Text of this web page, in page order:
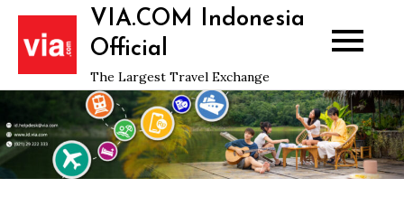
Skip
content
VIA.COM Indonesia
Official
The Largest Travel Exchange